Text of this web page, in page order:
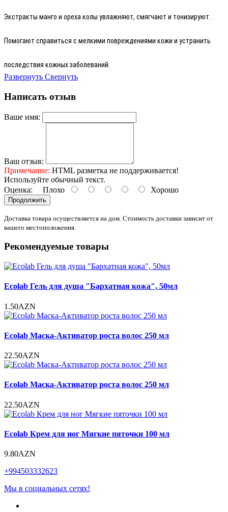
Экстракты манго и ореха колы увлажняют, смягчают и тонизируют.
Помогают справиться с мелкими повреждениями кожи и устранить
последствия кожных заболеваний.
Развернуть Свернуть
Написать отзыв
Ваше имя:
Ваш отзыв:
Примечание: HTML разметка не поддерживается!
Используйте обычный текст.
Оценка: Плохо Хорошо
Продолжить
Доставка товара осуществляется на дом. Стоимость доставки зависит от
вашего местоположения.
Рекомендуемые товары
Ecolab Гель для душа "Бархатная кожа", 50мл
1.50AZN
Ecolab Маска-Активатор роста волос 250 мл
22.50AZN
Ecolab Маска-Активатор роста волос 250 мл
22.50AZN
Ecolab Крем для ног Мягкие пяточки 100 мл
9.80AZN
+994503332623
Мы в социальных сетях!